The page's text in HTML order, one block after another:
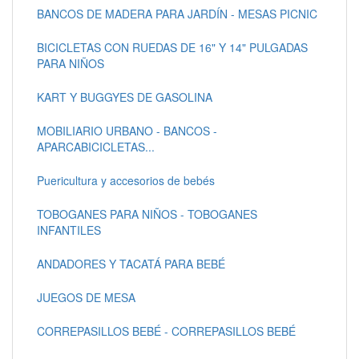
BANCOS DE MADERA PARA JARDÍN - MESAS PICNIC
BICICLETAS CON RUEDAS DE 16" Y 14" PULGADAS
PARA NIÑOS
KART Y BUGGYES DE GASOLINA
MOBILIARIO URBANO - BANCOS -
APARCABICICLETAS...
Puericultura y accesorios de bebés
TOBOGANES PARA NIÑOS - TOBOGANES
INFANTILES
ANDADORES Y TACATÁ PARA BEBÉ
JUEGOS DE MESA
CORREPASILLOS BEBÉ - CORREPASILLOS BEBÉ